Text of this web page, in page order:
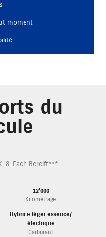
moment
du
8-Fach Bereift***
12'000
Kilométrage
Hybride léger essence/
électrique
Carburant